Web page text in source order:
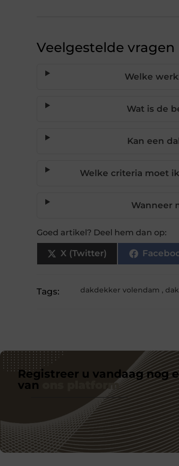
Veelgestelde vragen
Welke
Wat is de
Kan een
Welke criteria moet
Wanneer
Goed artikel? Deel hem dan op:
X (Twitter)
Tags: dakdekker volendam ,
Registreer u vandaag nog
van
ons platform